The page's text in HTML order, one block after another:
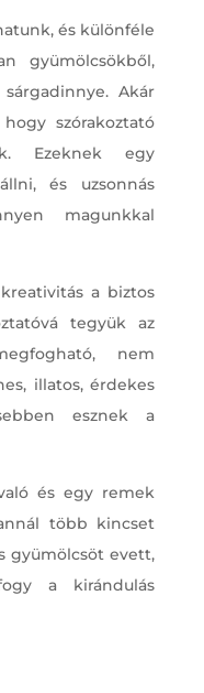
és különféle
gyümölcsökből,
Akár
szórakoztató
Ezeknek egy
és uzsonnás
magunkkal
a biztos
tegyük az
nem
illatos, érdekes
esznek a
és egy remek
több kincset
gyümölcsöt evett,
a kirándulás